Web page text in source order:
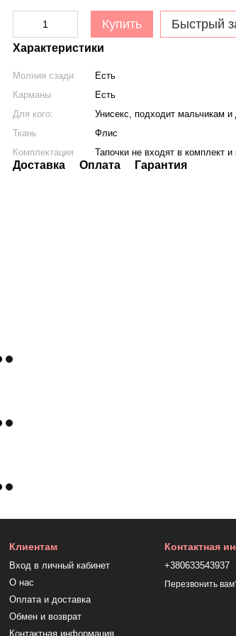
Купить Быстрый
Характеристики
Молния сзади
Есть
Карманы
Есть
Для кого:
Унисекс, подходит мальчикам и
Ткань
Флис
Комплектация
Тапочки не входят в комплект
Доставка Оплата Гарантия
Клиентам
Вход в личный кабинет
О нас
Оплата и доставка
Обмен и возврат
Контактная информация
Контактная
+380633543937
Перезвонить